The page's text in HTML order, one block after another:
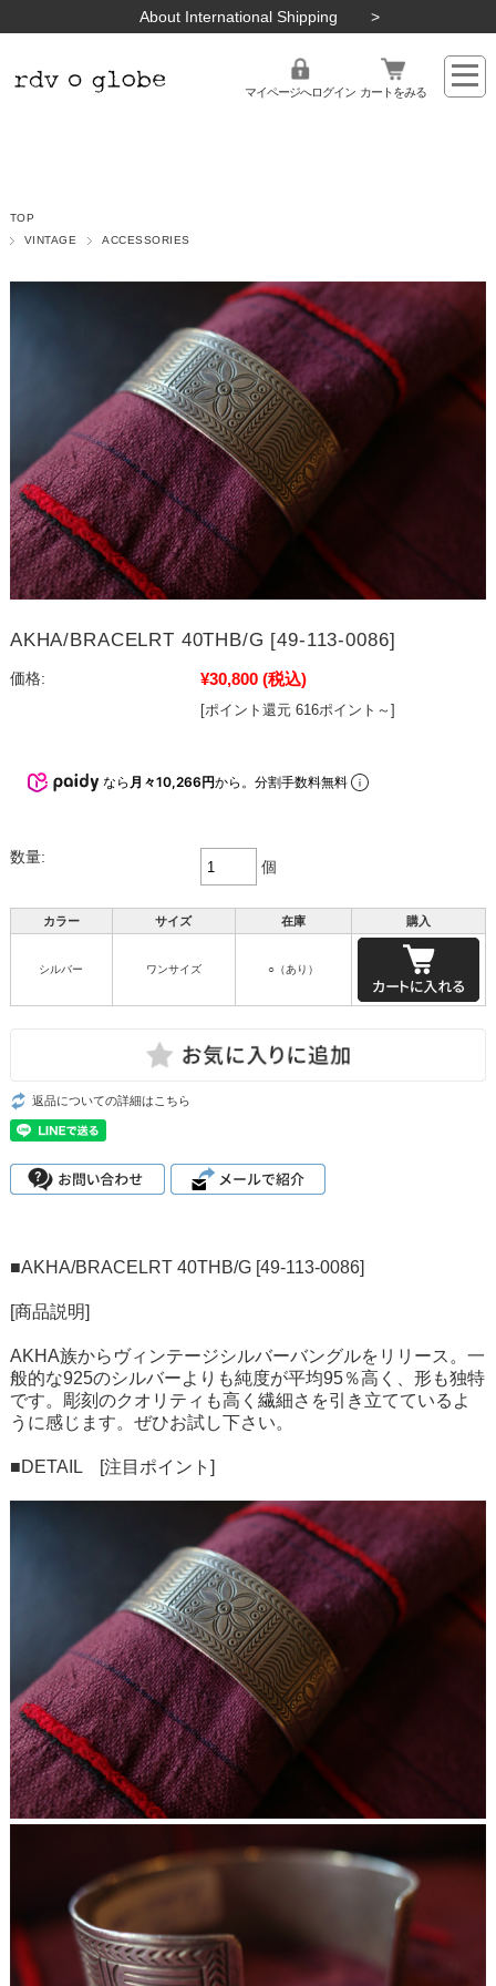
About International Shipping
マイページへログイン カートをみる
TOP
VINTAGE
ACCESSORIES
AKHA/BRACELRT 40THB/G [49-113-0086]
価格: ¥30,800 (税込)
[ポイント還元 616ポイント～]
なら 月々10,266円から。分割手数料無料
数量:
個
カラー サイズ 在庫 購入
シルバー ワンサイズ ○（あり）
返品についての詳細はこちら
■AKHA/BRACELRT 40THB/G [49-113-0086]
[商品説明]
AKHA族からヴィンテージシルバーバングルをリリース。一
般的な925のシルバーよりも純度が平均95％高く、形も独特
です。彫刻のクオリティも高く繊細さを引き立てているよ
うに感じます。ぜひお試し下さい。
■DETAIL [注目ポイント]